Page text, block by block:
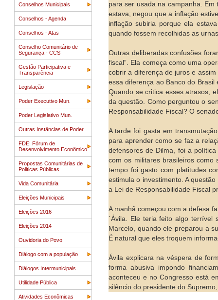
Conselhos Municipais
Conselhos - Agenda
Conselhos - Atas
Conselho Comunitário de
Segurança - CCS
Gestão Participativa e
Transparência
Legislação
Poder Executivo Mun.
Poder Legislativo Mun.
Outras Instâncias de Poder
FDE: Fórum de
Desenvolvimento Econômico
Propostas Comunitárias de
Politicas Públicas
Vida Comunitária
Eleições Municipais
Eleições 2016
Eleições 2014
Ouvidoria do Povo
Diálogo com a população
Diálogos Intermunicipais
Utilidade Pública
Atividades Econômicas
para ser usada na campanha.
estava; negou que a inflação
inflação subiria porque ela
quando fossem recolhidas as
Outras deliberadas confusões
fiscal”. Ela começa como uma
cobrir a diferença de juros e
essa diferença ao Banco do
Quando se critica esses atrasos,
da questão. Como perguntou o
Responsabilidade Fiscal? O
A tarde foi gasta em
para aprender como se faz a
defensores de Dilma, foi a
com os militares brasileiros
tempo foi gasto com platitudes
estimula o investimento. A
a Lei de Responsabilidade Fiscal
A manhã começou com a defesa
´Ávila. Ele teria feito algo terrível
Marcelo, quando ele preparou a
É natural que eles troquem
Ávila explicara na véspera de
forma abusiva impondo
aconteceu e no Congresso está
silêncio do presidente do